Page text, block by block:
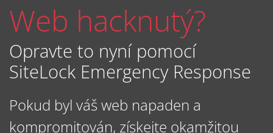
Web hacknutý?
Opravte to nyní pomocí
SiteLock Emergency Response
Pokud byl váš web napaden a
kompromitován, získejte okamžitou